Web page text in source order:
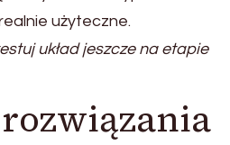
użyteczne.
układ jeszcze na etapie